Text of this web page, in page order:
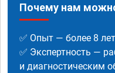
Почему нам
✅ Опыт — более 8
✅ Экспертность —
и диагностическим